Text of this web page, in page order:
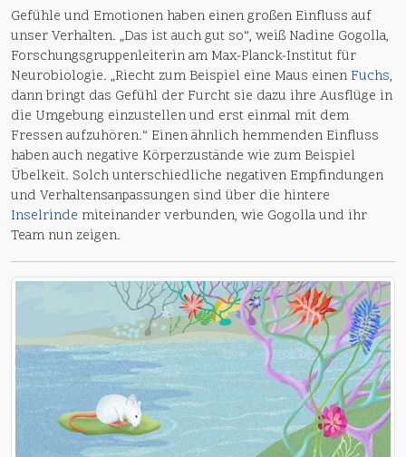
Gefühle und Emotionen haben einen großen Einfluss auf
unser Verhalten. „Das ist auch gut so“, weiß Nadine Gogolla,
Forschungsgruppenleiterin am Max-Planck-Institut für
Neurobiologie. „Riecht zum Beispiel eine Maus einen Fuchs,
dann bringt das Gefühl der Furcht sie dazu ihre Ausflüge in
die Umgebung einzustellen und erst einmal mit dem
Fressen aufzuhören.“ Einen ähnlich hemmenden Einfluss
haben auch negative Körperzustände wie zum Beispiel
Übelkeit. Solch unterschiedliche negativen Empfindungen
und Verhaltensanpassungen sind über die hintere
Inselrinde miteinander verbunden, wie Gogolla und ihr
Team nun zeigen.